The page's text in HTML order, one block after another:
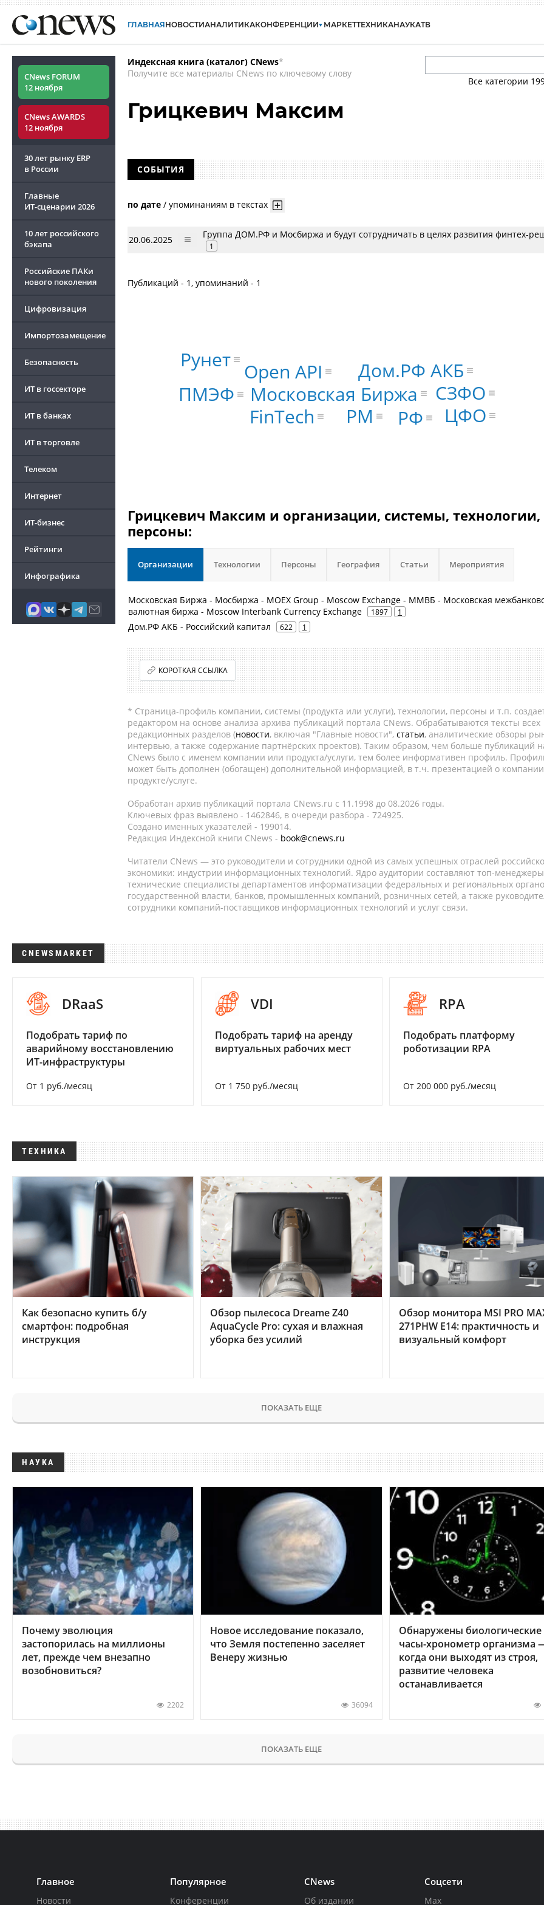
ГЛАВНАЯНОВОСТИАНАЛИТИКАКОНФЕРЕНЦИИ МАРКЕТТЕХНИКАНАУКАТВ
CNews FORUM
12 ноября
CNews AWARDS
12 ноября
30 лет рынку ERP
в России
Главные
ИТ-сценарии 2026
10 лет российского
бэкапа
Российские ПАКи
нового поколения
Цифровизация
Импортозамещение
Безопасность
ИТ в госсекторе
ИТ в банках
ИТ в торговле
Телеком
Интернет
ИТ-бизнес
Рейтинги
Инфографика
Индексная книга (каталог) CNews*
Получите все материалы CNews по ключевому слову
Все категории
Грицкевич Максим
СОБЫТИЯ
по дате / упоминаниям в текстах
20.06.2025 Группа ДОМ.РФ и Мосбиржа и будут сотрудничать в целях развития финтех-
1
Публикаций - 1, упоминаний - 1
Московская Биржа
Дом.РФ АКБ
Open API
FinTech
PM РФ ЦФО
СЗФО
Рунет
ПМЭФ
Грицкевич Максим и организации, системы, технологии,
персоны:
Организации Технологии Персоны География Статьи Мероприятия
Московская Биржа - Мосбиржа - MOEX Group - Moscow Exchange - ММВБ - Московская
валютная биржа - Moscow Interbank Currency Exchange
1897 1
Дом.РФ АКБ - Российский капитал 622 1
КОРОТКАЯ ССЫЛКА
* Страница-профиль компании, системы (продукта или услуги), технологии, персоны и т.п.
редактором на основе анализа архива публикаций портала CNews. Обрабатываются тексты всех
редакционных разделов (новости, включая "Главные новости", статьи, аналитические обзоры
интервью, а также содержание партнёрских проектов). Таким образом, чем больше публикаций
CNews было с именем компании или продукта/услуги, тем более информативен профиль.
может быть дополнен (обогащен) дополнительной информацией, в т.ч. презентацией о
продукте/услуге.
Обработан архив публикаций портала CNews.ru c 11.1998 до 08.2026 годы.
Ключевых фраз выявлено - 1462846, в очереди разбора - 724925.
Создано именных указателей - 199014.
Редакция Индексной книги CNews - book@cnews.ru
Читатели CNews — это руководители и сотрудники одной из самых успешных отраслей
экономики: индустрии информационных технологий. Ядро аудитории составляют топ-
технические специалисты департаментов информатизации федеральных и региональных
государственной власти, банков, промышленных компаний, розничных сетей, а также
сотрудники компаний-поставщиков информационных технологий и услуг связи.
CNEWSMARKET
DRaaS
Подобрать тариф по
аварийному восстановлению
ИТ-инфраструктуры
От 1 руб./месяц
VDI
Подобрать тариф на аренду
виртуальных рабочих мест
От 1 750 руб./месяц
RPA
Подобрать платформу
роботизации RPA
От 200 000 руб./месяц
ТЕХНИКА
Как безопасно купить б/у
смартфон: подробная
инструкция
Обзор пылесоса Dreame Z40
AquaCycle Pro: сухая и влажная
уборка без усилий
Обзор монитора MSI PRO
271PHW E14: практичность и
визуальный комфорт
ПОКАЗАТЬ ЕЩЕ
НАУКА
Почему эволюция
застопорилась на миллионы
лет, прежде чем внезапно
возобновиться?
2202
Новое исследование показало,
что Земля постепенно заселяет
Венеру жизнью
36094
Обнаружены биологические
часы-хронометр организма
когда они выходят из строя,
развитие человека
останавливается
ПОКАЗАТЬ ЕЩЕ
Главное
Новости
Популярное
Конференции
CNews
Об издании
Соцсети
Max